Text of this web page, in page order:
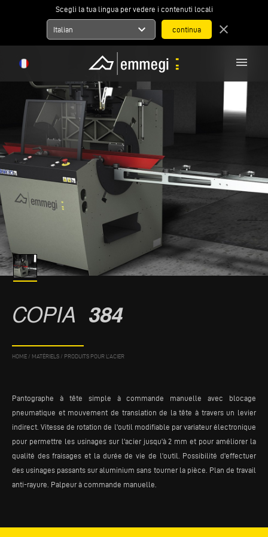
Scegli la tua lingua per vedere i contenuti locali
Italian expand_more close
menu
COPIA 384
HOME / MATÉRIELS / PRODUITS POUR L’ACIER
Pantographe à tête simple à commande manuelle avec blocage
pneumatique et mouvement de translation de la tête à travers un levier
indirect. Vitesse de rotation de l'outil modifiable par variateur électronique
pour permettre les usinages sur l'acier jusqu'à 2 mm et pour améliorer la
qualité des fraisages et la durée de vie de l'outil. Possibilité d'effectuer
des usinages passants sur aluminium sans tourner la pièce. Plan de travail
anti-rayure. Palpeur à commande manuelle.